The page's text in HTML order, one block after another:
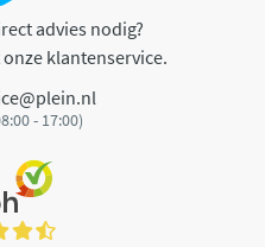
advies nodig?
klantenservice.
- 17:00)